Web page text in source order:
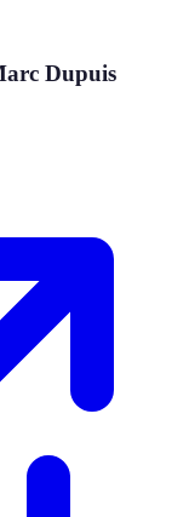
Dupuis